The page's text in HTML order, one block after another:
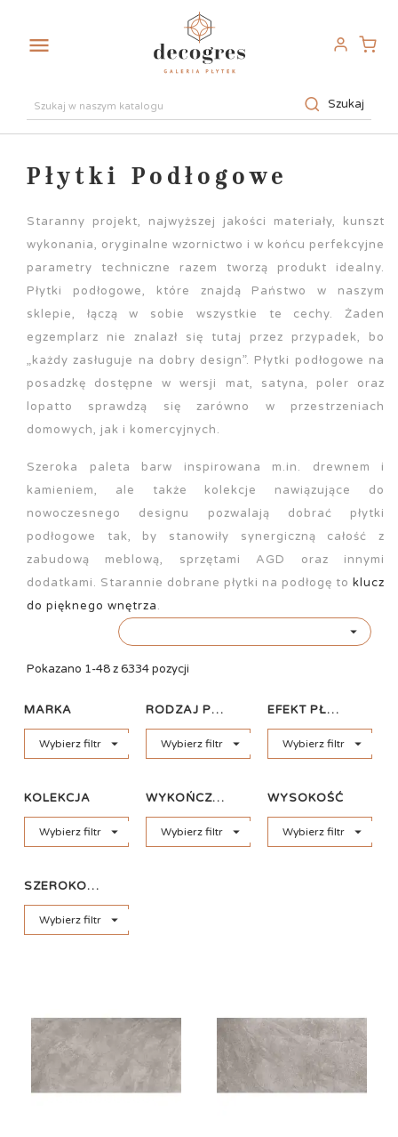

Szukaj
Płytki Podłogowe
Staranny projekt, najwyższej jakości materiały, kunszt
wykonania, oryginalne wzornictwo i w końcu perfekcyjne
parametry techniczne razem tworzą produkt idealny.
Płytki podłogowe, które znajdą Państwo w naszym
sklepie, łączą w sobie wszystkie te cechy. Żaden
egzemplarz nie znalazł się tutaj przez przypadek, bo
„każdy zasługuje na dobry design”. Płytki podłogowe na
posadzkę dostępne w wersji mat, satyna, poler oraz
lopatto sprawdzą się zarówno w przestrzeniach
domowych, jak i komercyjnych.
Szeroka paleta barw inspirowana m.in. drewnem i
kamieniem, ale także kolekcje nawiązujące do
nowoczesnego designu pozwalają dobrać płytki
podłogowe tak, by stanowiły synergiczną całość z
zabudową meblową, sprzętami AGD oraz innymi
dodatkami. Starannie dobrane płytki na podłogę to klucz
do pięknego wnętrza.

Pokazano 1-48 z 6334 pozycji
MARKA
Wybierz filtr 
RODZAJ PŁYTKI
Wybierz filtr 
EFEKT PŁYTKI
Wybierz filtr 
KOLEKCJA

WYKOŃCZENIE
Wybierz filtr 
WYSOKOŚĆ

SZEROKOŚĆ
